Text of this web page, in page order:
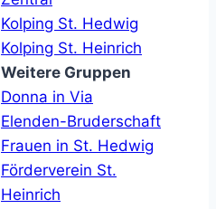
Kolping St. Hedwig
Kolping St. Heinrich
Weitere Gruppen
Donna in Via
Elenden-Bruderschaft
Frauen in St. Hedwig
Förderverein St.
Heinrich